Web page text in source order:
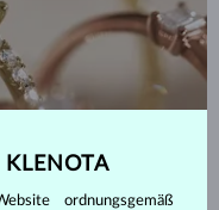
ordnungsgemäß